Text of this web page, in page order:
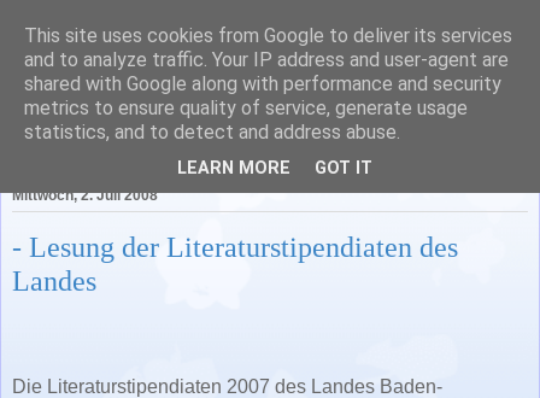
Literatur in Baden-
Württemberg
Mittwoch, 2. Juli 2008
- Lesung der Literaturstipendiaten des
Landes
Die Literaturstipendiaten 2007 des Landes Baden-
This site uses cookies from Google to deliver its services
and to analyze traffic. Your IP address and user-agent are
shared with Google along with performance and security
metrics to ensure quality of service, generate usage
statistics, and to detect and address abuse.
LEARN MORE GOT IT